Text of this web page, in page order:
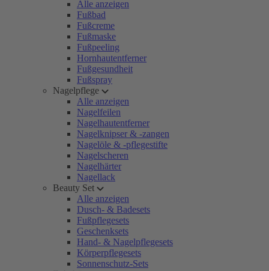
Alle anzeigen
Fußbad
Fußcreme
Fußmaske
Fußpeeling
Hornhautentferner
Fußgesundheit
Fußspray
Nagelpflege
Alle anzeigen
Nagelfeilen
Nagelhautentferner
Nagelknipser & -zangen
Nagelöle & -pflegestifte
Nagelscheren
Nagelhärter
Nagellack
Beauty Set
Alle anzeigen
Dusch- & Badesets
Fußpflegesets
Geschenksets
Hand- & Nagelpflegesets
Körperpflegesets
Sonnenschutz-Sets